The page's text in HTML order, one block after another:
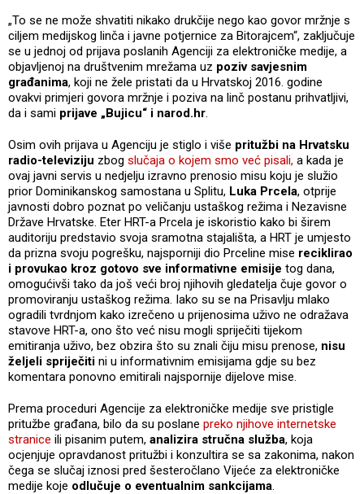
„To se ne može shvatiti nikako drukčije nego kao govor mržnje s
ciljem medijskog linča i javne potjernice za Bitorajcem“, zaključuje
se u jednoj od prijava poslanih Agenciji za elektroničke medije, a
objavljenoj na društvenim mrežama uz poziv savjesnim
građanima, koji ne žele pristati da u Hrvatskoj 2016. godine
ovakvi primjeri govora mržnje i poziva na linč postanu prihvatljivi,
da i sami prijave „Bujicu“ i narod.hr
Osim ovih prijava u Agenciju je stiglo i više pritužbi na Hrvatsku
radio-televiziju zbog slučaja o kojem smo već pisali, a kada je
ovaj javni servis u nedjelju izravno prenosio misu koju je služio
prior Dominikanskog samostana u Splitu, Luka Prcela, otprije
javnosti dobro poznat po veličanju ustaškog režima i Nezavisne
Države Hrvatske. Eter HRT-a Prcela je iskoristio kako bi širem
auditoriju predstavio svoja sramotna stajališta, a HRT je umjesto
da prizna svoju pogrešku, najsporniji dio Prceline mise reciklirao
i provukao kroz gotovo sve informativne emisije tog dana,
omogućivši tako da još veći broj njihovih gledatelja čuje govor o
promoviranju ustaškog režima. Iako su se na Prisavlju mlako
ogradili tvrdnjom kako izrečeno u prijenosima uživo ne odražava
stavove HRT-a, ono što već nisu mogli spriječiti tijekom
emitiranja uživo, bez obzira što su znali čiju misu prenose, nisu
željeli spriječiti ni u informativnim emisijama gdje su bez
komentara ponovno emitirali najspornije dijelove mise.
Prema proceduri Agencije za elektroničke medije sve pristigle
pritužbe građana, bilo da su poslane preko njihove internetske
stranice ili pisanim putem, analizira stručna služba, koja
ocjenjuje opravdanost pritužbi i konzultira se sa zakonima, nakon
čega se slučaj iznosi pred šesteročlano Vijeće za elektroničke
medije koje odlučuje o eventualnim sankcijama